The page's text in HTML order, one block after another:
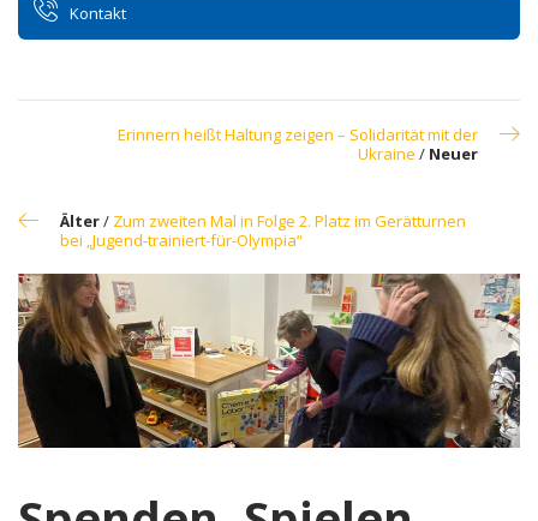
Kontakt
Erinnern heißt Haltung zeigen – Solidarität mit der
Ukraine / Neuer
Älter/ Zum zweiten Mal in Folge 2. Platz im Gerätturnen
bei „Jugend-trainiert-für-Olympia“